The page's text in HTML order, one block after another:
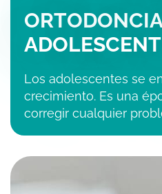
Los adolescentes se
crecimiento. Es una
corregir cualquier